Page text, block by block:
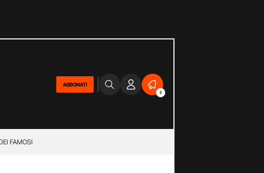
ABBONATI
2
FAMOSI